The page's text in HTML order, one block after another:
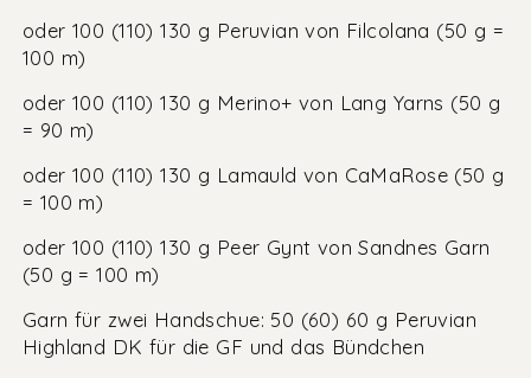
oder 100 (110) 130 g Peruvian von Filcolana (50 g =
100 m)
oder 100 (110) 130 g Merino+ von Lang Yarns (50 g
= 90 m)
oder 100 (110) 130 g Lamauld von CaMaRose (50 g
= 100 m)
oder 100 (110) 130 g Peer Gynt von Sandnes Garn
(50 g = 100 m)
Garn für zwei Handschue: 50 (60) 60 g Peruvian
Highland DK für die GF und das Bündchen